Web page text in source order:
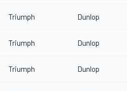
Triumph Dunlop
Triumph Dunlop
Triumph Dunlop